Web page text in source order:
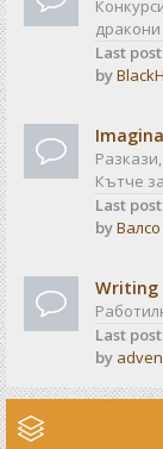
Last
by
Кътче
Last
byВалсо
Writing
Last
by